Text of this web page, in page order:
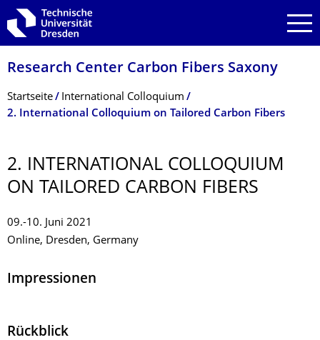
Zur Hauptnavigation springen
Zur Suche springen
Zum Inhalt springen
Research Center Carbon Fibers Saxony
Breadcrumb-Menü
Startseite
International Colloquium
2. International Colloquium on Tailored Carbon Fibers
2. INTERNATIONAL COLLOQUIUM
ON TAILORED CARBON FIBERS
09.-10. Juni 2021
Online, Dresden, Germany
Impressionen
Rückblick